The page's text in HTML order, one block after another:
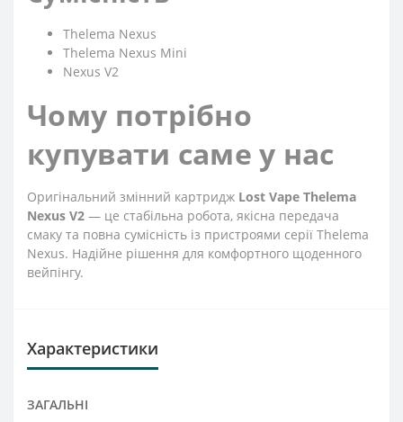
Thelema Nexus
Thelema Nexus Mini
Nexus V2
Чому потрібно
купувати саме у нас
Оригінальний змінний картридж Lost Vape Thelema
Nexus V2 — це стабільна робота, якісна передача
смаку та повна сумісність із пристроями серії Thelema
Nexus. Надійне рішення для комфортного щоденного
вейпінгу.
Характеристики
ЗАГАЛЬНІ